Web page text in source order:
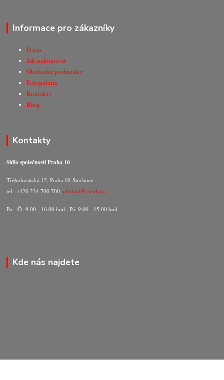
Informace pro zákazníky
O nás
Jak nakupovat
Obchodní podmínky
Fotogalerie
Kontakty
Blog
Kontakty
Sídlo společnosti Praha 10
Třebohostická 12, Praha 10-Strašnice
tel.: +420 234 700 700,obchod@razitka.cz
Po - Čt: 9:00 - 16:00 hod., Pá: 9:00 - 15:00 hod.
Kde nás najdete